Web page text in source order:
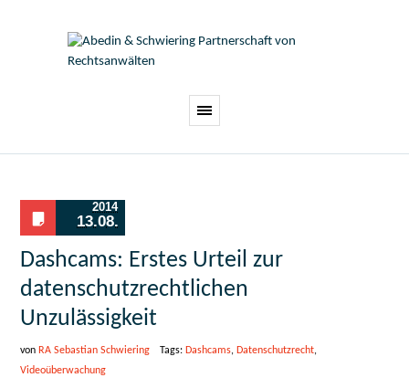
2014
13.08.
Dashcams: Erstes Urteil zur
datenschutzrechtlichen
Unzulässigkeit
von RA Sebastian Schwiering Tags: Dashcams, Datenschutzrecht,
Videoüberwachung